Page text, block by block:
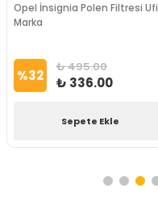
Opel İnsignia Polen Filtresi Ufi
Marka
%32 ₺ 495.00
₺ 336.00
Sepete Ekle